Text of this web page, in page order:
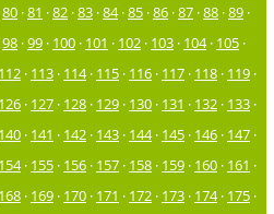
80 ·81 ·82 ·83 ·84·85 ·86 ·87 ·88 ·89 ·
98 ·99 · 100 · 101 · 102 · 103 · 104· 105 ·
112 · 113 · 114· 115 · 116 · 117 · 118 · 119 ·
126 · 127 · 128 · 129 · 130 · 131 · 132 · 133 ·
140 · 141 · 142 · 143 · 144· 145 · 146 · 147 ·
154· 155 · 156 · 157 · 158 · 159 · 160 · 161 ·
168 · 169 · 170 · 171 · 172 · 173 · 174· 175 ·